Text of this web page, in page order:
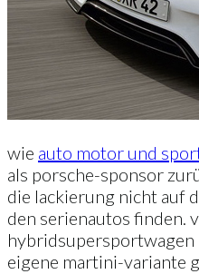
wie auto motor und
als porsche-sponsor
die lackierung nicht auf
den serienautos finden.
hybridsupersportwagen
eigene martini-variante